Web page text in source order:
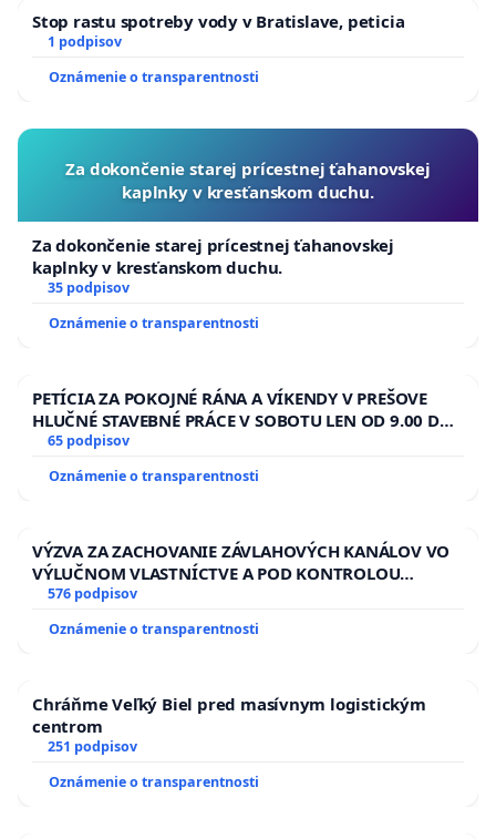
Stop rastu spotreby vody v Bratislave, peticia
1 podpisov
Oznámenie o transparentnosti
Za dokončenie starej prícestnej ťahanovskej
kaplnky v kresťanskom duchu.
Za dokončenie starej prícestnej ťahanovskej
kaplnky v kresťanskom duchu.
35 podpisov
Oznámenie o transparentnosti
PETÍCIA ZA POKOJNÉ RÁNA A VÍKENDY V PREŠOVE
HLUČNÉ STAVEBNÉ PRÁCE V SOBOTU LEN OD 9.00 DO
13.00 HOD., CEZ PRACOVNÝ TÝŽDEŇ CIEĽ 8.00 – 18.00
HOD. A PRAVIDELNÁ KONTROLA STAVBY C-AREA NA
ĎUMBIERSKEJ/MAGU
65 podpisov
Oznámenie o transparentnosti
VÝZVA ZA ZACHOVANIE ZÁVLAHOVÝCH KANÁLOV VO
VÝLUČNOM VLASTNÍCTVE A POD KONTROLOU
SLOVENSKEJ REPUBLIKY & žiadosť na riešenie
zanedbaného stavu závlahových a odvodňovacích
kanálov na Slovensku
576 podpisov
Oznámenie o transparentnosti
Chráňme Veľký Biel pred masívnym logistickým
centrom
251 podpisov
Oznámenie o transparentnosti